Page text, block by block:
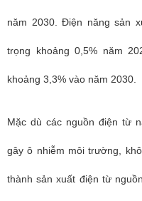
năm 2030. Điện năng sản
trọng khoảng 0,5% năm
khoảng 3,3% vào năm 2030.
Mặc dù các nguồn điện từ
gây ô nhiễm môi trường,
thành sản xuất điện từ